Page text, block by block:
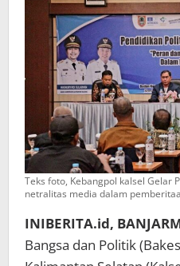
Teks foto, Kebangpol kalsel Gelar
netralitas media dalam
INIBERITA.id,
Bangsa dan Politik